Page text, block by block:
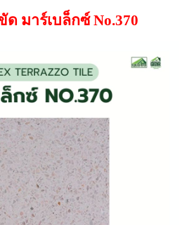
ด มาร์เบล็กซ์ No.370